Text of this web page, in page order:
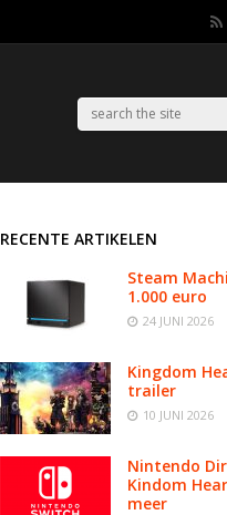
RECENTE ARTIKELEN
Steam
1.000 euro
24 JUNI 2026
Kingdom
trailer
10 JUNI 2026
Nintendo
Kindom
meer